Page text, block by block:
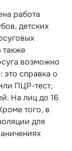
работа
детских
также
возможно
это справка о
ПЦР-тест,
На лиц до 16
того, в
для